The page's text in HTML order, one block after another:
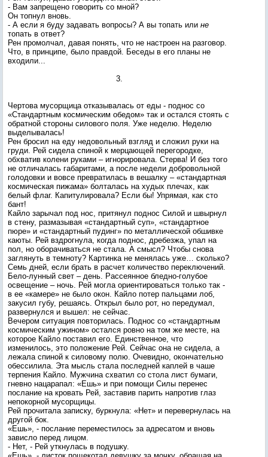
- Вам запрещено говорить со мной?
Он топнул вновь.
- А если я буду задавать вопросы? А вы топать или не
топать в ответ?
Рен промолчал, давая понять, что не настроен на разговор.
Что, в принципе, было правдой. Беседы в его планы не
входили...
3.
Чертова мусорщица отказывалась от еды - поднос со
«Стандартным космическим обедом» так и остался стоять с
обратной стороны силового поля. Уже неделю. Неделю
выделывалась!
Рен бросил на еду недовольный взгляд и сложил руки на
груди. Рей сидела спиной к мерцающей перегородке,
обхватив колени руками – игнорировала. Стерва! И без того
не отличалась габаритами, а после недели добровольной
голодовки и вовсе превратилась в вешалку – «стандартная
космическая пижама» болталась на худых плечах, как
белый флаг. Капитулировала? Если бы! Упрямая, как сто
бант!
Кайло зарычал под нос, притянул поднос Силой и швырнул
в стену, размазывая «стандартный суп», «стандартное
пюре» и «стандартный пудинг» по металлической обшивке
каюты. Рей вздрогнула, когда поднос, дребезжа, упал на
пол, но оборачиваться не стала. А смысл? Чтобы снова
заглянуть в темноту? Картинка не менялась уже… сколько?
Семь дней, если брать в расчет количество переключений.
Бело-лунный свет – день. Рассеянное бледно-голубое
освещение – ночь. Рей могла ориентироваться только так -
в ее «камере» не было окон. Кайло потер пальцами лоб,
закусил губу, решаясь. Открыл было рот, но передумал,
развернулся и вышел: не сейчас.
Вечером ситуация повторилась. Поднос со «стандартным
космическим ужином» остался ровно на том же месте, на
которое Кайло поставил его. Единственное, что
изменилось, это положение Рей. Сейчас она не сидела, а
лежала спиной к силовому полю. Очевидно, окончательно
обессилила. Эта мысль стала последней каплей в чаше
терпения Кайло. Мужчина схватил со стола лист бумаги,
гневно нацарапал: «Ешь» и при помощи Силы перенес
послание на кровать Рей, заставив парить напротив глаз
непокорной мусорщицы.
Рей прочитала записку, буркнула: «Нет» и перевернулась на
другой бок.
«Ешь», - послание переместилось за адресатом и вновь
зависло перед лицом.
- Нет, - Рей уткнулась в подушку.